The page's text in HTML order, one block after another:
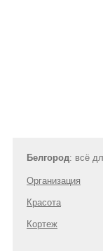
Белгород: всё
Организация
Красота
Кортеж